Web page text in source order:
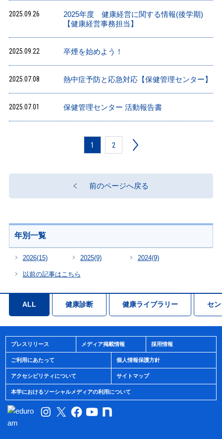
2025.09.26
2025年度 健康経営に関する情報(後学期)
【健康経営事務担当】
2025.09.22 卒煙を始めよう！
2025.07.08 熱中症予防と応急対応【保健管理センター】
2025.07.01 保健管理センター 活動報告書
1 2
前のページへ戻る
年別一覧
2026(15) 2025(9) 2024(9)
以前の記事はこちら
ALL 健康診断 健康ライブラリー セ
プレスリリース メディア掲載情報 採用情報
ご利用にあたって 個人情報保護方針
アクセシビリティについて サイトマップ
本学におけるソーシャルメディアの利用について